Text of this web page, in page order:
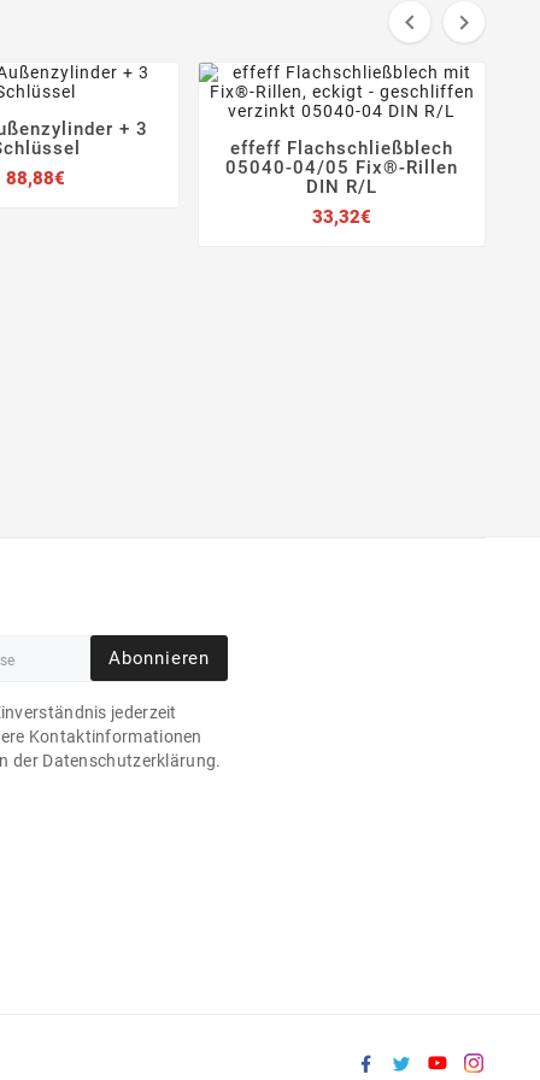
 

+ 3
88,88€
   
effeff Flachschließblech
05040-04/05 Fix®-Rillen
DIN R/L
33,32€
Abonnieren
jederzeit
Kontaktinformationen
der Datenschutzerklärung.